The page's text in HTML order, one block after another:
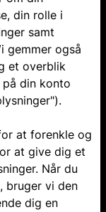
din rolle i
samt
gemmer også
et overblik
din konto
at forenkle og
at give dig et
Når du
bruger vi den
dig en